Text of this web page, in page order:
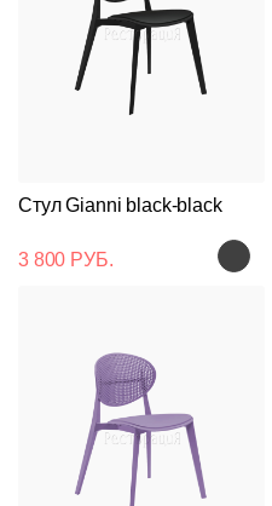
Стул Gianni black-black
3 800 РУБ.